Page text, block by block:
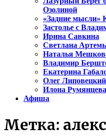
Озолиной
«Задние
Застолье с
Ирина Савкина
Светлана
Наталья
Владимир
Екатерина
Олег Липовецкий
Илона Румянцева
Афиша
Метка: